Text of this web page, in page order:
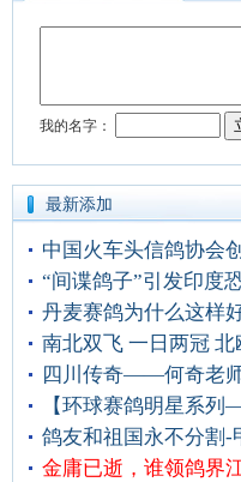
最新添加
中国火车头信鸽协会
“间谍鸽子”引发印度
丹麦赛鸽为什么这样
南北双飞 一日两冠
四川传奇——何奇老
【环球赛鸽明星系
鸽友和祖国永不分割-
金庸已逝，谁领鸽界